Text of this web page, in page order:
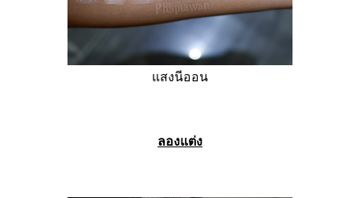
แสงนีออน
ลองแต่ง